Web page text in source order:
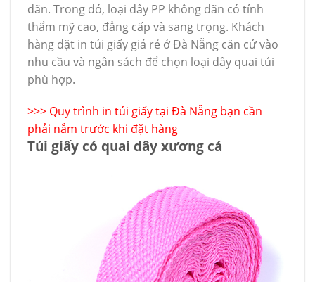
dãn. Trong đó, loại dây PP không dãn có tính
thẩm mỹ cao, đẳng cấp và sang trọng. Khách
hàng đặt in túi giấy giá rẻ ở Đà Nẵng căn cứ vào
nhu cầu và ngân sách để chọn loại dây quai túi
phù hợp.
>>> Quy trình in túi giấy tại Đà Nẵng bạn cần
phải nắm trước khi đặt hàng
Túi giấy có quai dây xương cá